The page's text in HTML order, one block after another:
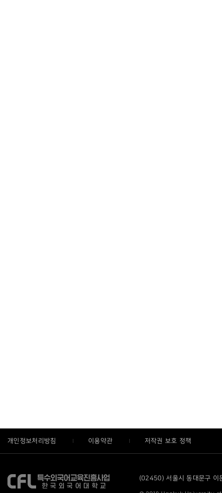
개인정보처리방침 이용약관 저작권 보호 정책
(02450) 서울시 동대문구